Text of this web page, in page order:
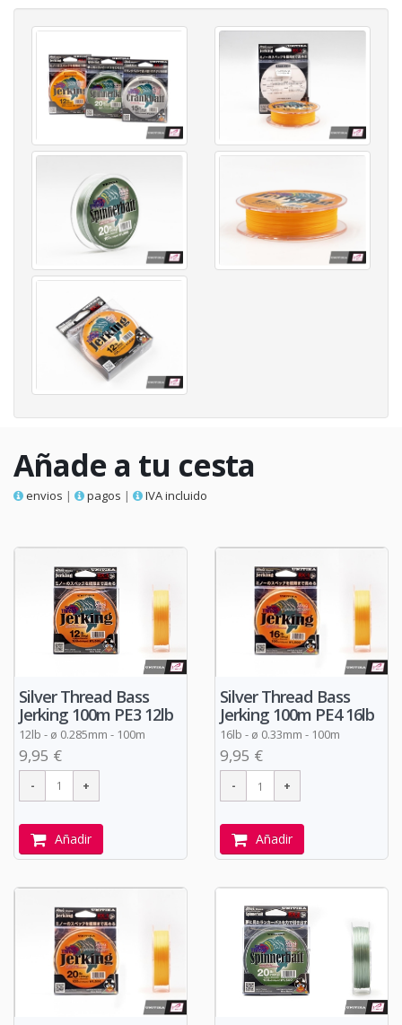
Añade a tu cesta
envios | pagos | IVA incluido
Silver Thread Bass
Jerking 100m PE3 12lb
12lb - ø 0.285mm - 100m
9,95 €
Añadir
Silver Thread Bass
Jerking 100m PE4 16lb
16lb - ø 0.33mm - 100m
9,95 €
Añadir